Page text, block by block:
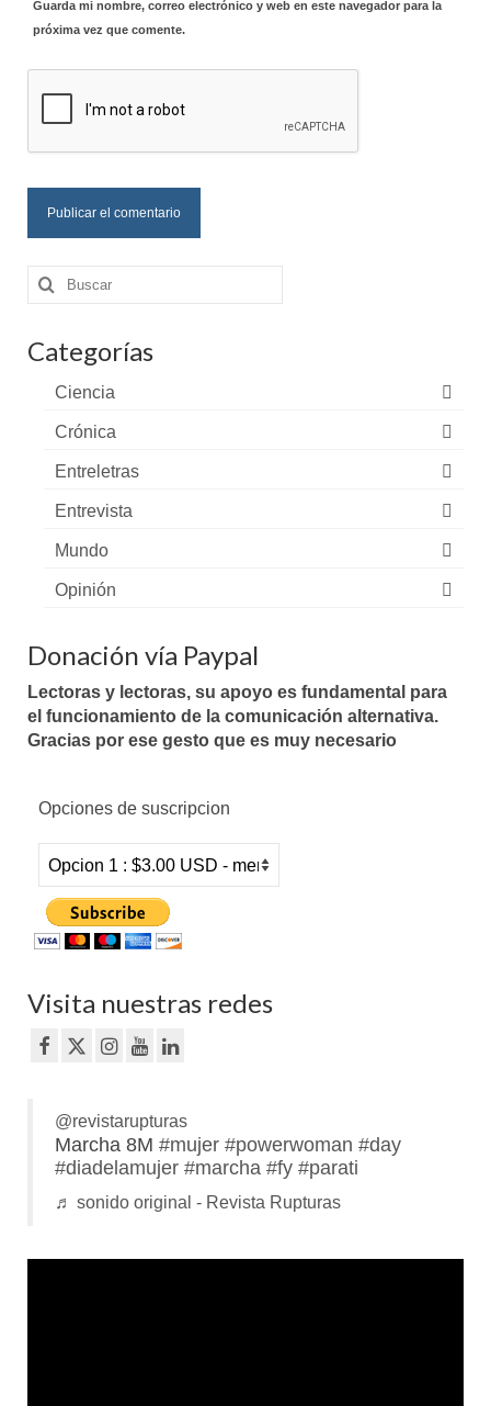
Guarda mi nombre, correo electrónico y web en este navegador para la
próxima vez que comente.
Buscar
por:
Categorías
Ciencia
Crónica
Entreletras
Entrevista
Mundo
Opinión
Donación vía Paypal
Lectoras y lectoras, su apoyo es fundamental para
el funcionamiento de la comunicación alternativa.
Gracias por ese gesto que es muy necesario
Opciones de suscripcion
Visita nuestras redes
@revistarupturas
Marcha 8M #mujer #powerwoman #day
#diadelamujer #marcha #fy #parati
♬ sonido original - Revista Rupturas